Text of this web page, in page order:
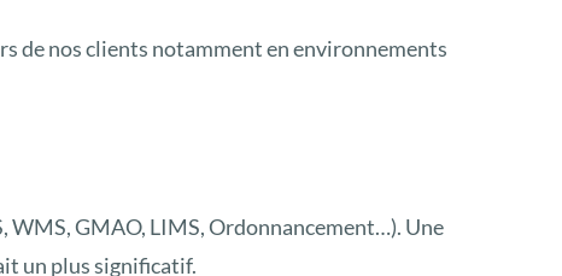
de nos clients notamment en environnements
GMAO, LIMS, Ordonnancement…). Une
un plus significatif.